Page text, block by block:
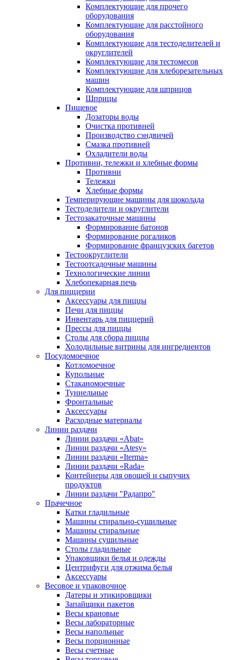
Комплектующие для прочего
оборудования
Комплектующие для расстойного
оборудования
Комплектующие для тестоделителей и
округлителей
Комплектующие для тестомесов
Комплектующие для хлеборезательных
машин
Комплектующие для шприцов
Шприцы
Пищевое
Дозаторы воды
Очистка противней
Производство сэндвичей
Смазка противней
Охладители воды
Противни, тележки и хлебные формы
Противни
Тележки
Хлебные формы
Темперирующие машины для шоколада
Тестоделители и округлители
Тестозакаточные машины
Формирование батонов
Формирование рогаликов
Формирование французских багетов
Тестоокруглители
Тестоотсадочные машины
Технологические линии
Хлебопекарная печь
Для пиццерии
Аксессуары для пиццы
Печи для пиццы
Инвентарь для пиццерий
Прессы для пиццы
Столы для сбора пиццы
Холодильные витрины для ингредиентов
Посудомоечное
Котломоечное
Купольные
Стаканомоечные
Туннельные
Фронтальные
Аксессуары
Расходные материалы
Линии раздачи
Линии раздачи «Abat»
Линии раздачи «Atesy»
Линии раздачи «Iterma»
Линии раздачи «Rada»
Контейнеры для овощей и сыпучих
продуктов
Линии раздачи "Радапро"
Прачечное
Катки гладильные
Машины стирально-сушильные
Машины стиральные
Машины сушильные
Столы гладильные
Упаковщики белья и одежды
Центрифуги для отжима белья
Аксессуары
Весовое и упаковочное
Датеры и этикировщики
Запайщики пакетов
Весы крановые
Весы лабораторные
Весы напольные
Весы порционные
Весы счетные